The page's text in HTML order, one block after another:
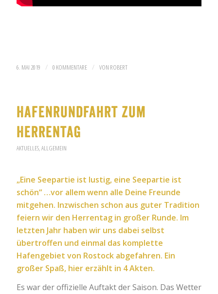
6. MAI 2019 / 0 KOMMENTARE / VON ROBERT
Hafenrundfahrt zum
Herrentag
AKTUELLES,ALLGEMEIN
„Eine Seepartie ist lustig, eine Seepartie ist
schön“ …vor allem wenn alle Deine Freunde
mitgehen. Inzwischen schon aus guter Tradition
feiern wir den Herrentag in großer Runde. Im
letzten Jahr haben wir uns dabei selbst
übertroffen und einmal das komplette
Hafengebiet von Rostock abgefahren. Ein
großer Spaß, hier erzählt in 4 Akten.
Es war der offizielle Auftakt der Saison. Das Wetter